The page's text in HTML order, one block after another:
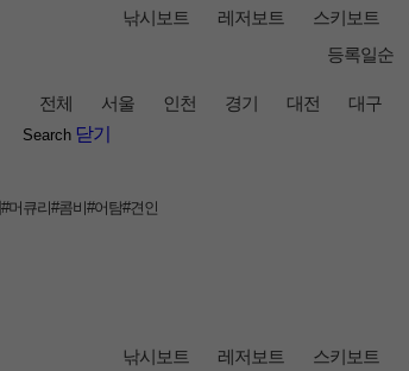
낚시보트 레저보트 스키보트
등록일순
전체 서울 인천 경기 대전 대구
닫기
#머큐리 #콤비 #어탐#견인
낚시보트 레저보트 스키보트